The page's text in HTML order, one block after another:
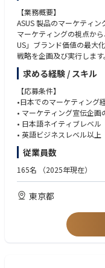
源
ワークステーション、Wi-
パソコン周辺機器、ゲー
ィオ）
※担当製品は、経験や適
【業務概要】
ASUS 製品のマーケティン
マーケティングの視点か
US」ブランド価値の最大
戦略を企画及び実行します。
競合製品及び市場分析に
計、予算管理、パートナ
製品発表会、店舗のロー
自社製品の宣伝活動の牽
また、海外本社との折衝
【主な担当業務内容】
• 常に最新の市場トレンド
ーゲットを定め、競合と
• 自社内のプロダクトマ
POPのプロデュース、オ
ーン企画、量販店内の
求める経験 / スキル
【応募条件】
•日本でのマーケティング
• マーケティング宣伝企
• 日本語ネイティブレベル
• 英語ビジネスレベル以上
歓迎：
• 法人向けの IT 関連商材
• パソコン及びパソコン
ソコンガジェットへ
の高い興味や関心がある方
• 外資系企業での勤務経験
従業員数
165名 （2025年現在）
東京都